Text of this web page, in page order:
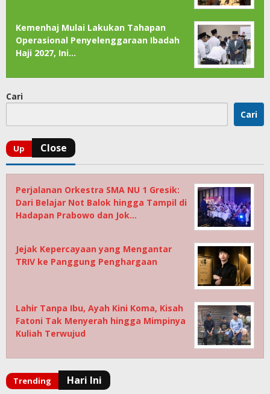
Kemenhaj Mulai Lakukan Tahapan
Operasional Penyelenggaraan Ibadah
Haji 2027, Ini…
Cari
Cari
Perjalanan Orkestra SMA NU 1 Gresik:
Dari Belajar Not Balok hingga Tampil di
Hadapan Prabowo dan Jok…
Jejak Kepercayaan yang Mengantar
TRIV ke Panggung Penghargaan
Lahir Tanpa Ibu, Ayah Kini Koma, Kisah
Fatoni Tak Menyerah hingga Mimpinya
Kuliah Terwujud